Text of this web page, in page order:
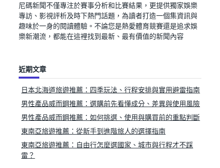
尼碼新聞不僅專注於賽事分析和比賽結果，更提供獨家娛樂
專訪、影視評析及時下熱門話題，為讀者打造一個集資訊與
趣味於一身的閱讀體驗。不論您是熱愛體育競賽還是追求娛
樂新潮流，都能在這裡找到最新、最有價值的新聞內容
近期文章
日本北海道旅遊推薦：四季玩法、行程安排與實用避雷指南
男性產品威而鋼推薦：選購前先看懂成分、差異與使用風險
男性產品威而鋼推薦：如何挑選、使用與購買前的重點判斷
東南亞旅遊推薦：從新手到進階旅人的選擇指南
東南亞旅遊推薦：自由行怎麼選國家、城市與行程才不踩
雷？